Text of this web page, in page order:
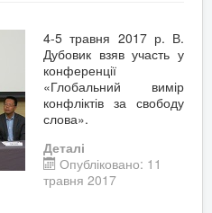
4-5 травня 2017 р. В.
Дубовик взяв участь у
конференції
«Глобальний вимір
конфліктів за свободу
слова».
Деталі
Опубліковано: 11
травня 2017